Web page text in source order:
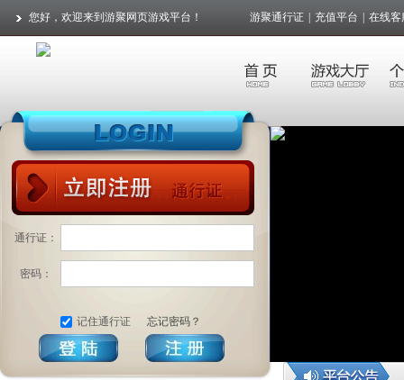
您好，欢迎来到游聚网页游戏平台！ 游聚通行证 充值平台 在线客
通行证：
密码：
记住通行证 忘记密码？